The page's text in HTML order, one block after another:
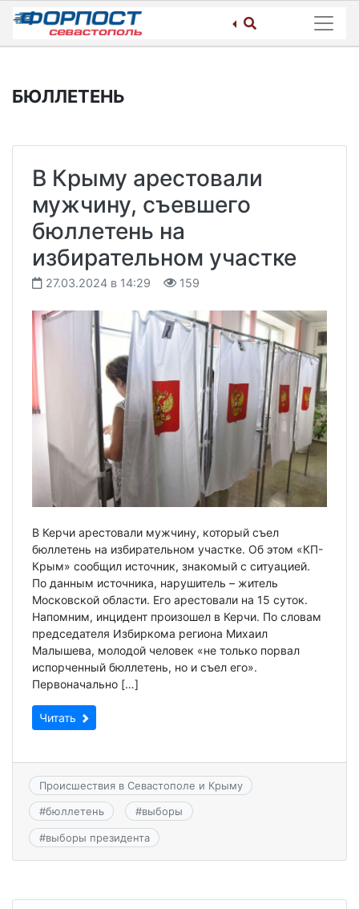
Skip
content
БЮЛЛЕТЕНЬ
В Крыму арестовали
мужчину, съевшего
бюллетень на
избирательном участке
27.03.2024 в 14:29 159
В Керчи арестовали мужчину, который съел
бюллетень на избирательном участке. Об этом «КП-
Крым» сообщил источник, знакомый с ситуацией.
По данным источника, нарушитель – житель
Московской области. Его арестовали на 15 суток.
Напомним, инцидент произошел в Керчи. По словам
председателя Избиркома региона Михаил
Малышева, молодой человек «не только порвал
испорченный бюллетень, но и съел его».
Первоначально […]
Читать
Происшествия в Севастополе и Крыму
#бюллетень #выборы
#выборы президента